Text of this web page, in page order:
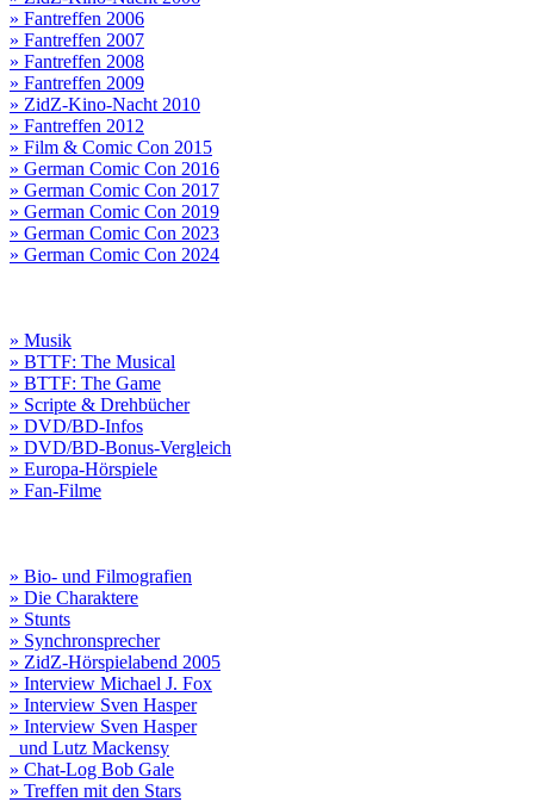
» Fantreffen 2006
» Fantreffen 2007
» Fantreffen 2008
» Fantreffen 2009
» ZidZ-Kino-Nacht 2010
» Fantreffen 2012
» Film & Comic Con 2015
» German Comic Con 2016
» German Comic Con 2017
» German Comic Con 2019
» German Comic Con 2023
» German Comic Con 2024
» Musik
» BTTF: The Musical
» BTTF: The Game
» Scripte & Drehbücher
» DVD/BD-Infos
» DVD/BD-Bonus-Vergleich
» Europa-Hörspiele
» Fan-Filme
» Bio- und Filmografien
» Die Charaktere
» Stunts
» Synchronsprecher
» ZidZ-Hörspielabend 2005
» Interview Michael J. Fox
» Interview Sven Hasper
» Interview Sven Hasper
und Lutz Mackensy
» Chat-Log Bob Gale
» Treffen mit den Stars